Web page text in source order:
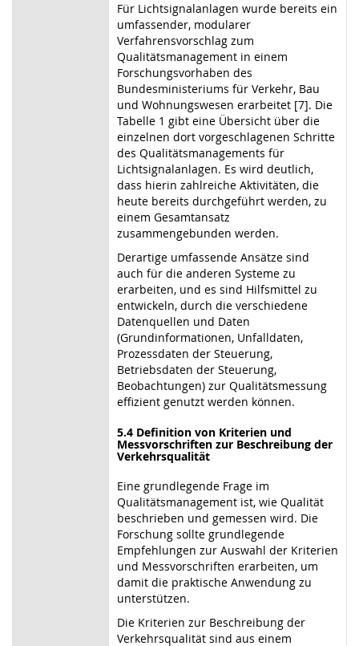
Für Lichtsignalanlagen wurde bereits ein
umfassender, modularer
Verfahrensvorschlag zum
Qualitätsmanagement in einem
Forschungsvorhaben des
Bundesministeriums für Verkehr, Bau
und Wohnungswesen erarbeitet [7]. Die
Tabelle 1 gibt eine Übersicht über die
einzelnen dort vorgeschlagenen Schritte
des Qualitätsmanagements für
Lichtsignalanlagen. Es wird deutlich,
dass hierin zahlreiche Aktivitäten, die
heute bereits durchgeführt werden, zu
einem Gesamtansatz
zusammengebunden werden.
Derartige umfassende Ansätze sind
auch für die anderen Systeme zu
erarbeiten, und es sind Hilfsmittel zu
entwickeln, durch die verschiedene
Datenquellen und Daten
(Grundinformationen, Unfalldaten,
Prozessdaten der Steuerung,
Betriebsdaten der Steuerung,
Beobachtungen) zur Qualitätsmessung
effizient genutzt werden können.
5.4 Definition von Kriterien und
Messvorschriften zur Beschreibung der
Verkehrsqualität
Eine grundlegende Frage im
Qualitätsmanagement ist, wie Qualität
beschrieben und gemessen wird. Die
Forschung sollte grundlegende
Empfehlungen zur Auswahl der Kriterien
und Messvorschriften erarbeiten, um
damit die praktische Anwendung zu
unterstützen.
Die Kriterien zur Beschreibung der
Verkehrsqualität sind aus einem